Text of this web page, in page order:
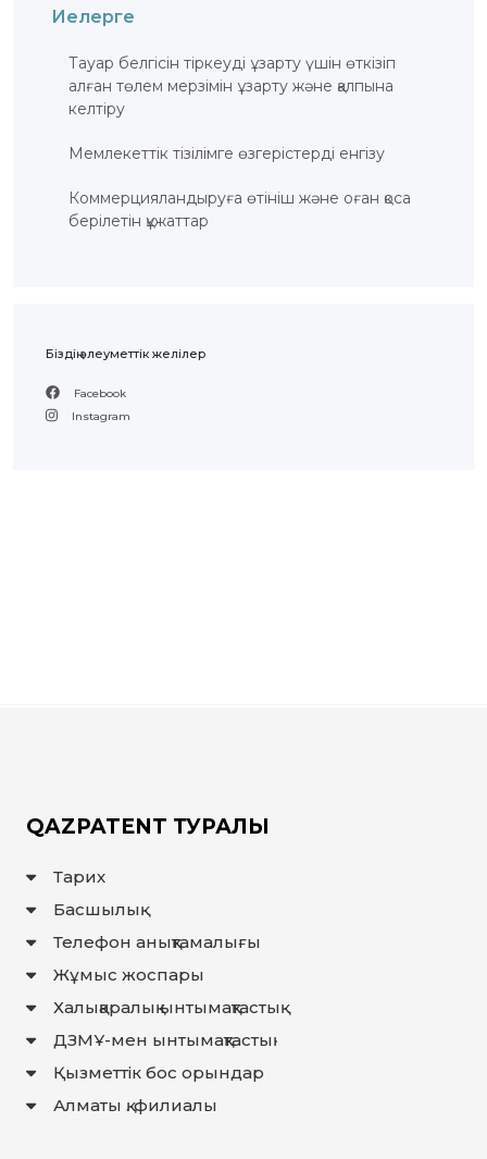
Иелерге
Тауар белгісін тіркеуді ұзарту үшін өткізіп
алған төлем мерзімін ұзарту және қалпына
келтіру
Мемлекеттік тізілімге өзгерістерді енгізу
Коммерцияландыруға өтініш және оған қоса
берілетін құжаттар
Біздің әлеуметтік желілер
Facebook
Instagram
QAZPATENT ТУРАЛЫ
Тарих
Басшылық
Телефон анықтамалығы
Жұмыс жоспары
Халықаралық ынтымақтастық
ДЗМҰ-мен ынтымақтастық
Қызметтік бос орындар
Алматы қ. филиалы